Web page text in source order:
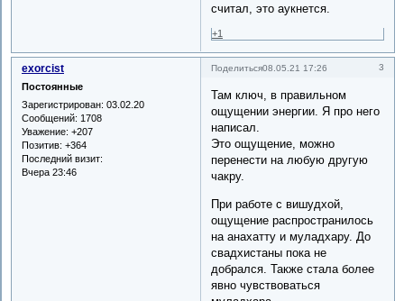
считал, это аукнется.
+1
Поделиться 3
08.05.21 17:26
exorcist
Постоянные
Зарегистрирован: 03.02.20
Сообщений: 1708
Уважение: +207
Позитив: +364
Последний визит:
Вчера 23:46
Там ключ, в правильном
ощущении энергии. Я про него
написал.
Это ощущение, можно
перенести на любую другую
чакру.
При работе с вишудхой,
ощущение распространилось
на анахатту и муладхару. До
свадхистаны пока не
добрался. Также стала более
явно чувствоваться